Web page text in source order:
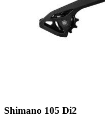
Shimano 105 Di2